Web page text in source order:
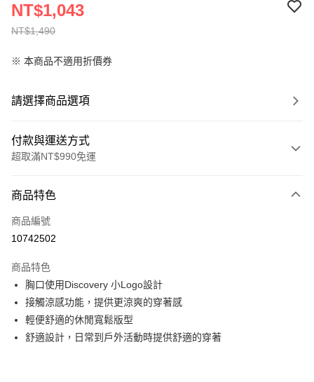
NT$1,490
NT$1,043
※ 本商品不適用折價券
請選擇商品選項
付款與運送方式
超取滿NT$990免運
信用卡一次付款
超商取貨付款
Apple Pay
運送方式
全家取貨付款<未取貨列黑名單/不支援離島取退>
商品特色
商品編號
10742502
商品特色
胸口使用Discovery 小Logo設計
接觸涼感功能，提供更涼爽的穿著感
輕便舒適的休閒寬鬆版型
舒適設計，日常到戶外活動時提供舒適的穿著